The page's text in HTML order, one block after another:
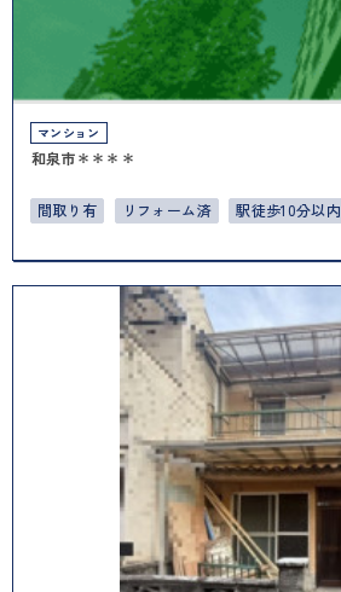
マンション
和泉市＊＊＊＊
間取り有 リフォーム済 駅徒歩10分以内